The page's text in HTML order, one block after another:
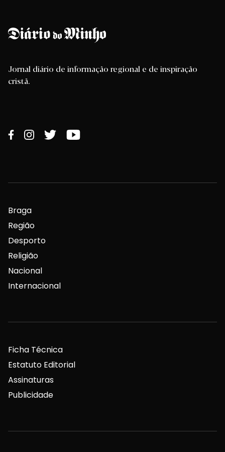
Jornal diário de informação regional e de inspiração
cristã.
Braga
Região
Desporto
Religião
Nacional
Internacional
Ficha Técnica
Estatuto Editorial
Assinaturas
Publicidade